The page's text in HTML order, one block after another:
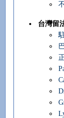
台灣留